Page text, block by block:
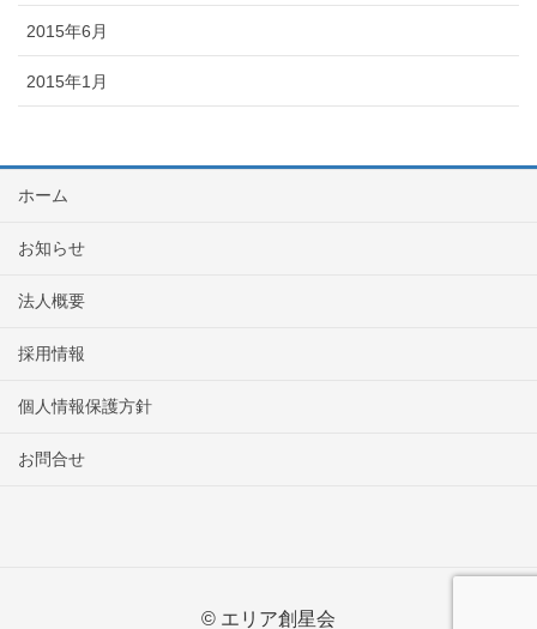
2015年6月
2015年1月
ホーム
お知らせ
法人概要
採用情報
個人情報保護方針
お問合せ
© エリア創星会